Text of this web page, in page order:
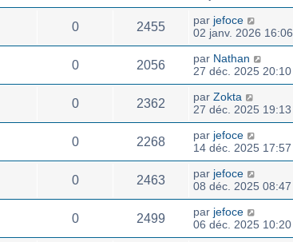
0 2455 par jefoce
02 janv. 2026 16:06
0 2056 par Nathan
27 déc. 2025 20:10
0 2362 par Zokta
27 déc. 2025 19:13
0 2268 par jefoce
14 déc. 2025 17:57
0 2463 par jefoce
08 déc. 2025 08:47
0 2499 par jefoce
06 déc. 2025 10:20